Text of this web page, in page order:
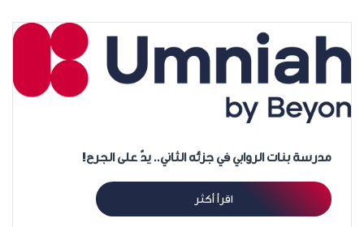
مدرسة بنات الروابي في جزئه الثاني.. يدٌ على الجرح!
اقرأ أكثر